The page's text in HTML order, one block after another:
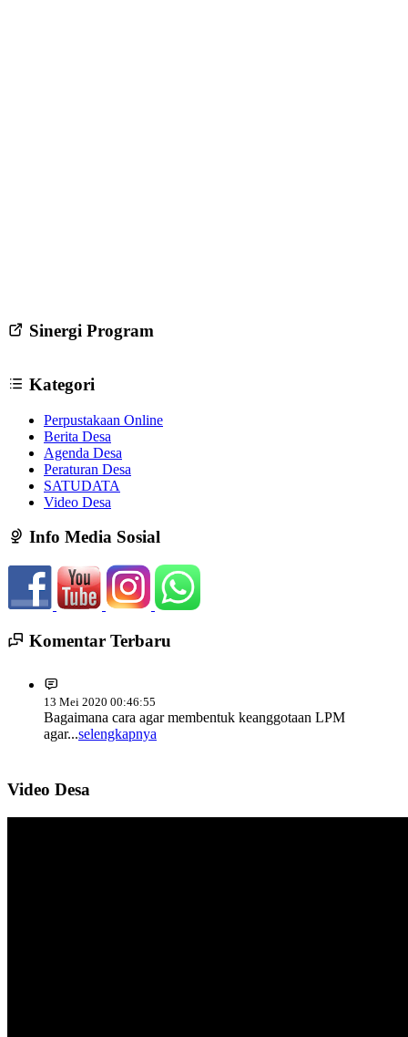
Sinergi Program
Kategori
Perpustakaan Online
Berita Desa
Agenda Desa
Peraturan Desa
SATUDATA
Video Desa
Info Media Sosial
Komentar Terbaru
13 Mei 2020 00:46:55
Bagaimana cara agar membentuk keanggotaan LPM
agar...selengkapnya
Ijin berkenan terkait saya berprofesi sebagai
Polri...selengkapnya
Video Desa